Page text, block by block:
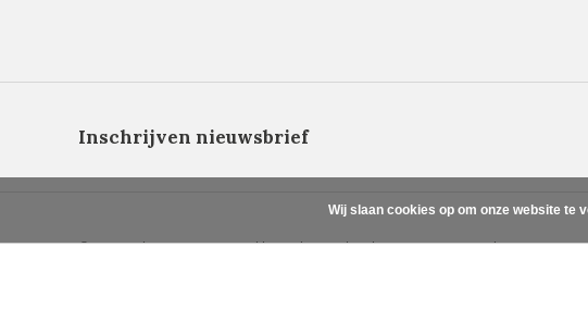
Inschrijven nieuwsbrief
© Copyright 2026 - Powered byLightspeed- Theme ByDMWSxPlus+
Wij slaan cookies op om onze website te